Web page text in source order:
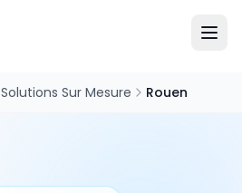
Solutions Sur Mesure Rouen